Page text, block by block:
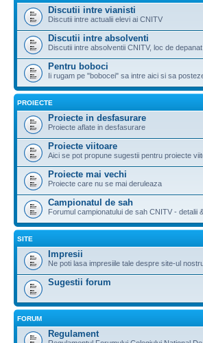
Discutii intre vianisti
Discutii intre actualii elevi ai CNITV
Discutii intre absolventi
Discutii intre absolventii CNITV, loc de depanat
Pentru boboci
Ii rugam pe "bobocei" sa intre aici si sa
PROIECTE
Proiecte in desfasurare
Proiecte aflate in desfasurare
Proiecte viitoare
Aici se pot propune sugestii pentru proiecte
Proiecte mai vechi
Proiecte care nu se mai deruleaza
Campionatul de sah
Forumul campionatului de sah CNITV - detalii
SITE
Impresii
Ne poti lasa impresiile tale despre site-ul
Sugestii forum
FORUM
Regulament